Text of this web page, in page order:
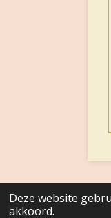
Deze website
akkoord.